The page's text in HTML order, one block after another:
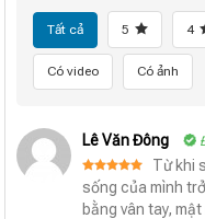
Tất cả 5 4
Có video Có ảnh
Lê Văn Đông
Được xếp
hạng5 5
sao
Từ khi
sống của mình
bằng vân tay,